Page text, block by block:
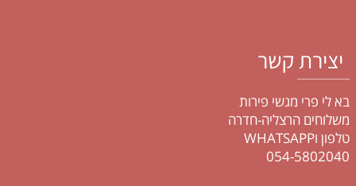
יצירת קשר
בא לי פרי מגשי פירות
משלוחים הרצליה-חדרה
טלפון וWHATSAPP
054-5802040